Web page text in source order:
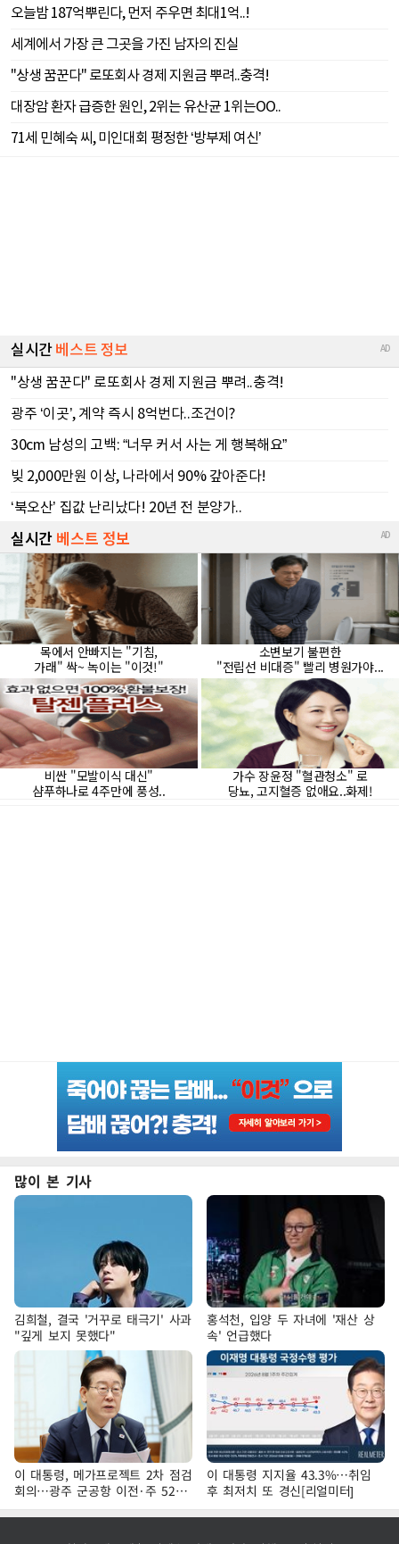
많이 본 기사
김희철, 결국 '거꾸로 태극기' 사과
"깊게 보지 못했다"
홍석천, 입양 두 자녀에 '재산 상
속' 언급했다
이 대통령, 메가프로젝트 2차 점검
회의…광주 군공항 이전·주 52시
간 예외 등 논의
이 대통령 지지율 43.3%…취임
후 최저치 또 경신[리얼미터]